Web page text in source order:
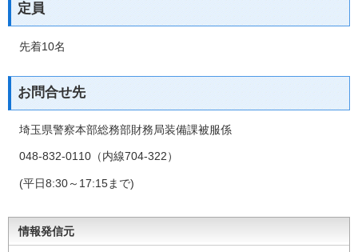
定員
先着10名
お問合せ先
埼玉県警察本部総務部財務局装備課被服係
048‐832‐0110（内線704-322）
(平日8:30～17:15まで)
情報発信元